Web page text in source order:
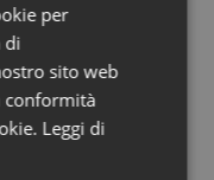
QS Pro
per
di
sito web
conformità
Leggi di